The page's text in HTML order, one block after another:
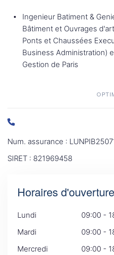
Ingenieur Batiment &
Bâtiment et Ouvrages
Ponts et Chaussées
Business Administration)
Gestion de Paris
Num. assurance :
SIRET : 821969458
Horaires d'ouverture
Lundi
09:00 -
Mardi
09:00 -
Mercredi
09:00 -